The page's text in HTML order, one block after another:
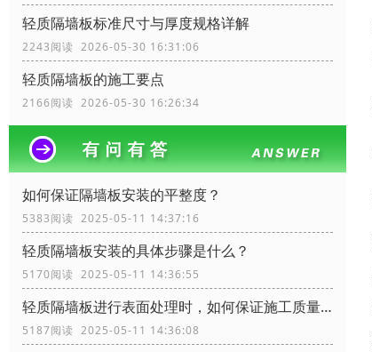
轻质隔墙板标准尺寸与厚度规格详解
2243阅读 2026-05-30 16:31:06
轻质隔墙板的施工要点
2166阅读 2026-05-30 16:26:34
如何保证隔墙板安装的平整度？
5383阅读 2025-05-11 14:37:16
轻质隔墙板安装的具体步骤是什么？
5170阅读 2025-05-11 14:36:55
轻质隔墙板进行表面处理时，如何保证施工质量？
5187阅读 2025-05-11 14:36:08